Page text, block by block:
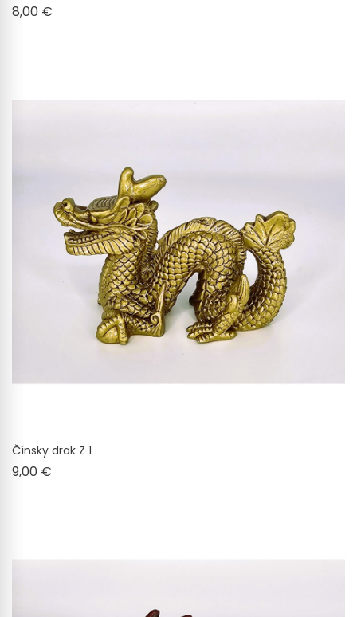
8,00 €
Čínsky drak Z 1
9,00 €